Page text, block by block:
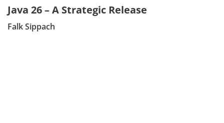
Java 26 – A Strategic Release
Falk Sippach